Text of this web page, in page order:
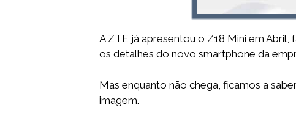
A ZTE já apresentou o Z18 Mini em
os detalhes do novo smartphone da
Mas enquanto não chega, ficamos a
imagem.